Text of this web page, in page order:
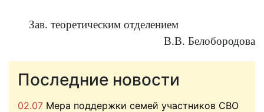
Зав. теоретическим отделением
В.В. Белобородова
Последние новости
02.07 Мера поддержки семей участников СВО